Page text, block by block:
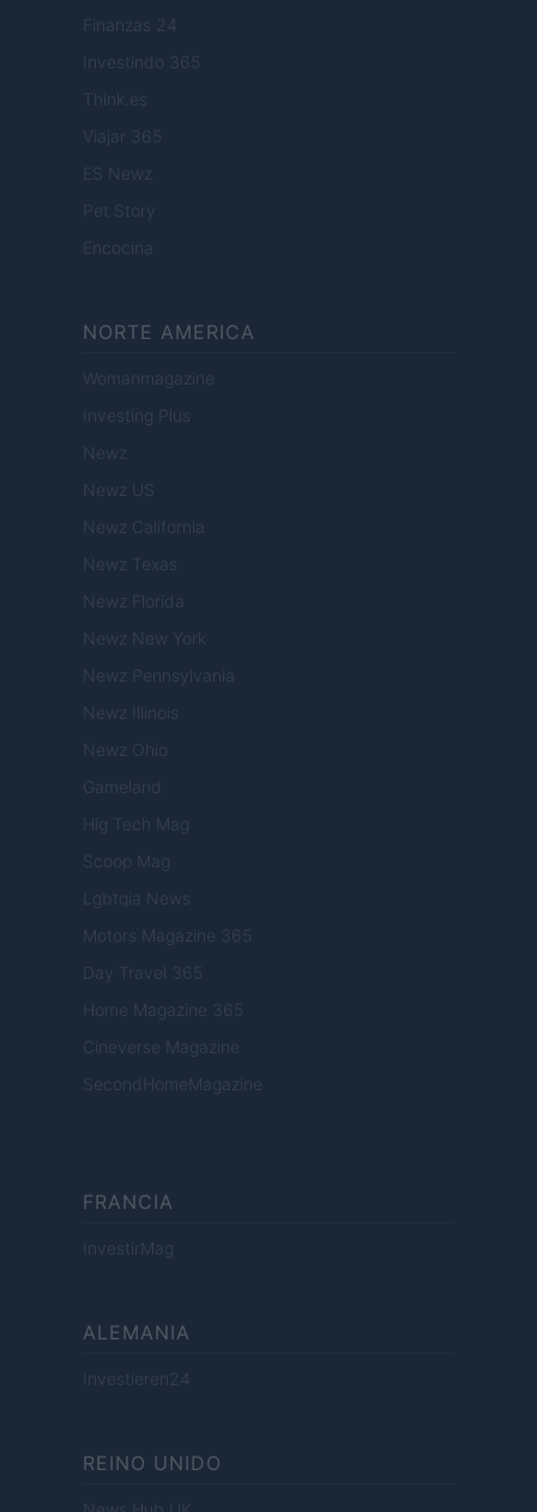
Finanzas 24
Investindo 365
Think.es
Viajar 365
ES Newz
Pet Story
Encocina
NORTE AMERICA
Womanmagazine
Investing Plus
Newz
Newz US
Newz California
Newz Texas
Newz Florida
Newz New York
Newz Pennsylvania
Newz Illinois
Newz Ohio
Gameland
Hig Tech Mag
Scoop Mag
Lgbtqia News
Motors Magazine 365
Day Travel 365
Home Magazine 365
Cineverse Magazine
SecondHomeMagazine
FRANCIA
InvestirMag
ALEMANIA
Investieren24
REINO UNIDO